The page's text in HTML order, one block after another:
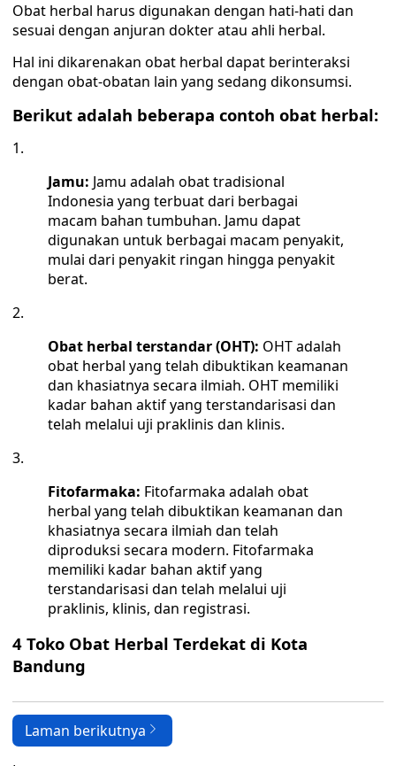
Obat herbal harus digunakan dengan hati-hati dan
sesuai dengan anjuran dokter atau ahli herbal.
Hal ini dikarenakan obat herbal dapat berinteraksi
dengan obat-obatan lain yang sedang dikonsumsi.
Berikut adalah beberapa contoh obat herbal:
Jamu: Jamu adalah obat tradisional
Indonesia yang terbuat dari berbagai
macam bahan tumbuhan. Jamu dapat
digunakan untuk berbagai macam penyakit,
mulai dari penyakit ringan hingga penyakit
berat.
Obat herbal terstandar (OHT): OHT adalah
obat herbal yang telah dibuktikan keamanan
dan khasiatnya secara ilmiah. OHT memiliki
kadar bahan aktif yang terstandarisasi dan
telah melalui uji praklinis dan klinis.
Fitofarmaka: Fitofarmaka adalah obat
herbal yang telah dibuktikan keamanan dan
khasiatnya secara ilmiah dan telah
diproduksi secara modern. Fitofarmaka
memiliki kadar bahan aktif yang
terstandarisasi dan telah melalui uji
praklinis, klinis, dan registrasi.
4 Toko Obat Herbal Terdekat di Kota
Bandung
Laman berikutnya